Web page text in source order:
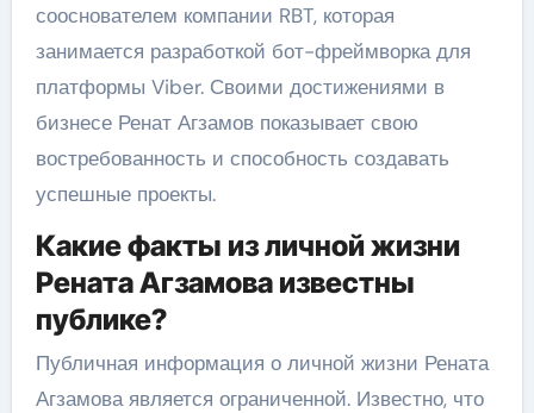
сооснователем компании RBT, которая
занимается разработкой бот-фреймворка для
платформы Viber. Своими достижениями в
бизнесе Ренат Агзамов показывает свою
востребованность и способность создавать
успешные проекты.
Какие факты из личной жизни
Рената Агзамова известны
публике?
Публичная информация о личной жизни Рената
Агзамова является ограниченной. Известно, что